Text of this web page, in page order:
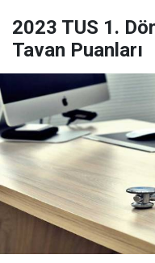
2023 TUS 1.
Tavan Puanları